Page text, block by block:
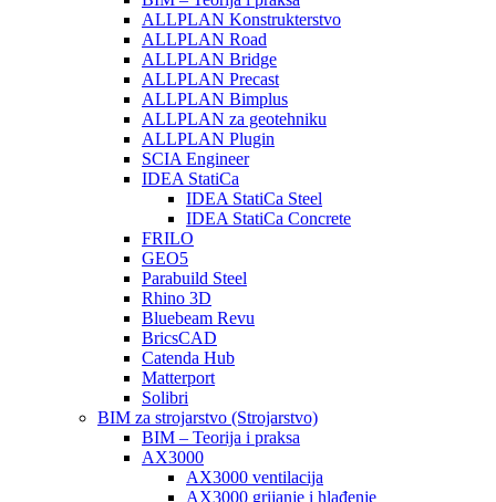
ALLPLAN Konstrukterstvo
ALLPLAN Road
ALLPLAN Bridge
ALLPLAN Precast
ALLPLAN Bimplus
ALLPLAN za geotehniku
ALLPLAN Plugin
SCIA Engineer
IDEA StatiCa
IDEA StatiCa Steel
IDEA StatiCa Concrete
FRILO
GEO5
Parabuild Steel
Rhino 3D
Bluebeam Revu
BricsCAD
Catenda Hub
Matterport
Solibri
BIM za strojarstvo (Strojarstvo)
BIM – Teorija i praksa
AX3000
AX3000 ventilacija
AX3000 grijanje i hlađenje